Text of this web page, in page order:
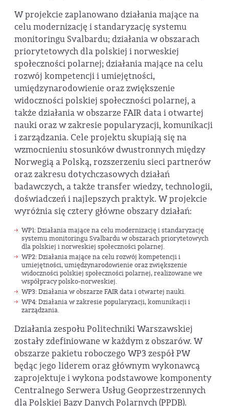
W projekcie zaplanowano działania mające na
celu modernizację i standaryzację systemu
monitoringu Svalbardu; działania w obszarach
priorytetowych dla polskiej i norweskiej
społeczności polarnej; działania mające na celu
rozwój kompetencji i umiejętności,
umiędzynarodowienie oraz zwiększenie
widoczności polskiej społeczności polarnej, a
także działania w obszarze FAIR data i otwartej
nauki oraz w zakresie popularyzacji, komunikacji
i zarządzania. Cele projektu skupiają się na
wzmocnieniu stosunków dwustronnych między
Norwegią a Polską, rozszerzeniu sieci partnerów
oraz zakresu dotychczasowych działań
badawczych, a także transfer wiedzy, technologii,
doświadczeń i najlepszych praktyk. W projekcie
wyróżnia się cztery główne obszary działań:
WP1: Działania mające na celu modernizację i standaryzację
systemu monitoringu Svalbardu w obszarach priorytetowych
dla polskiej i norweskiej społeczności polarnej.
WP2: Działania mające na celu rozwój kompetencji i
umiejętności, umiędzynarodowienie oraz zwiększenie
widoczności polskiej społeczności polarnej, realizowane we
współpracy polsko-norweskiej.
WP3: Działania w obszarze FAIR data i otwartej nauki.
WP4: Działania w zakresie popularyzacji, komunikacji i
zarządzania.
Działania zespołu Politechniki Warszawskiej
zostały zdefiniowane w każdym z obszarów. W
obszarze pakietu roboczego WP3 zespół PW
będąc jego liderem oraz głównym wykonawcą
zaprojektuje i wykona podstawowe komponenty
Centralnego Serwera Usług Geoprzestrzennych
dla Polskiej Bazy Danych Polarnych (PPDB).